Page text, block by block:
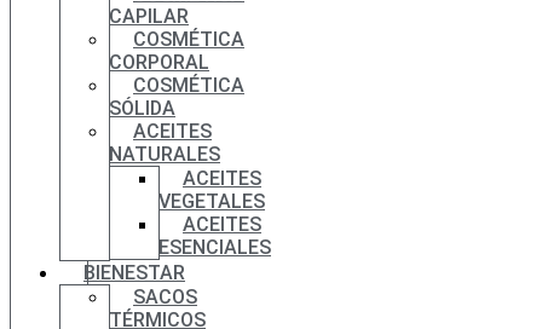
CAPILAR
COSMÉTICA
CORPORAL
COSMÉTICA
SÓLIDA
ACEITES
NATURALES
ACEITES
VEGETALES
ACEITES
ESENCIALES
BIENESTAR
SACOS
TÉRMICOS